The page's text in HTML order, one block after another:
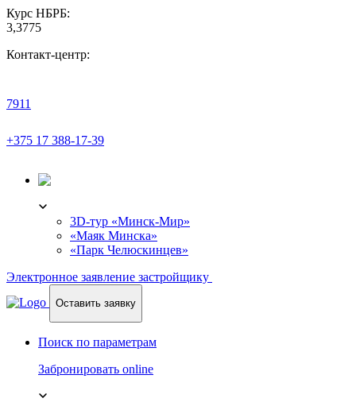
Курс НБРБ:
3,3775
Контакт-центр:
7911
+375 17 388-17-39
3D-тур «Минск-Мир»
«Маяк Минска»
«Парк Челюскинцев»
Электронное заявление застройщику
Оставить заявку
Поиск по параметрам
Забронировать online